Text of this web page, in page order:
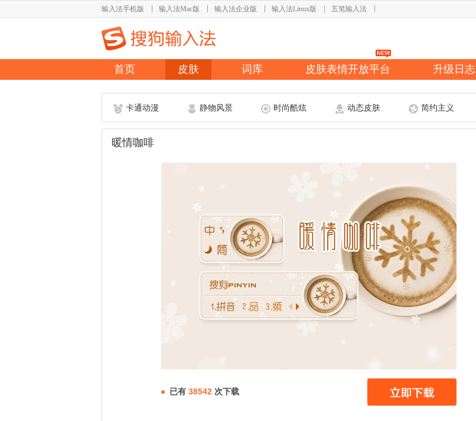
输入法手机版 输入法Mac版 输入法企业版 输入法Linux版 五笔输入法
首页 皮肤 词库 皮肤表情开放平台 升级日志
卡通动漫 静物风景 时尚酷炫 动态皮肤 简约主义
暖情咖啡
已有 38542 次下载